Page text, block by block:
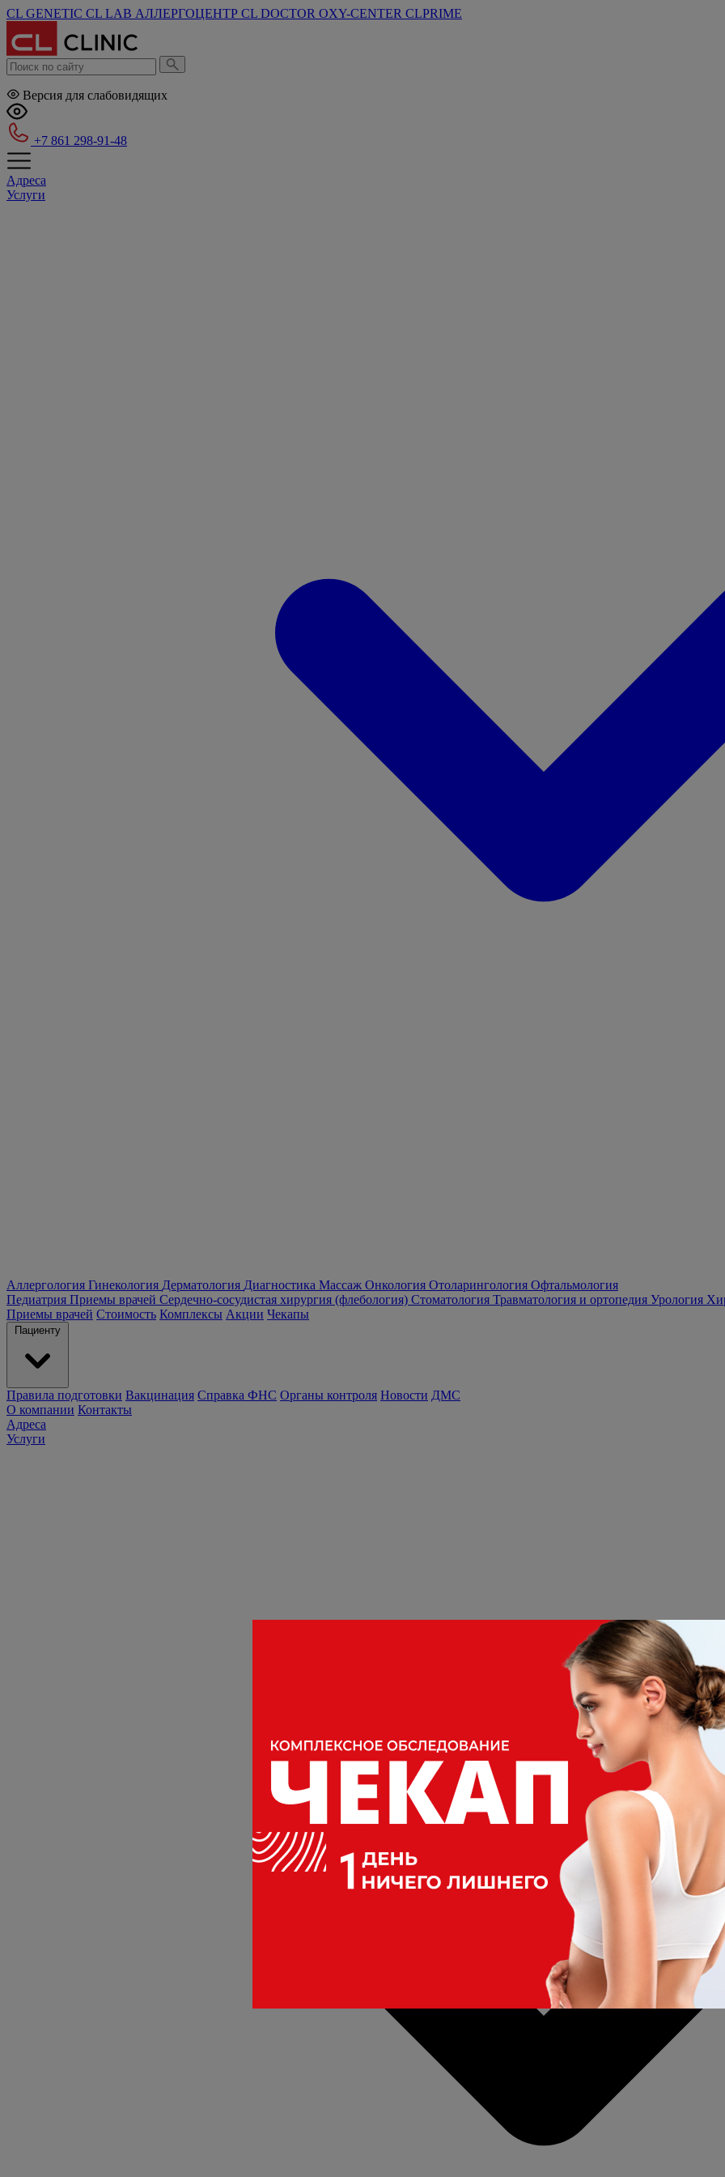
CL GENETIC CL LAB АЛЛЕРГОЦЕНТР CL DOCTOR OXY-CENTER CLPRIME
Версия для слабовидящих
+7 861 298-91-48
Адреса
Услуги
Аллергология Гинекология Дерматология Диагностика Массаж Онкология Отоларингология Офтальмология
Педиатрия Приемы врачей Сердечно-сосудистая хирургия (флебология) Стоматология Травматология и ортопедия Урология
Приемы врачей Стоимость Комплексы Акции Чекапы
Пациенту
Правила подготовки Вакцинация Справка ФНС Органы контроля Новости ДМС
О компании Контакты
Адреса
Услуги